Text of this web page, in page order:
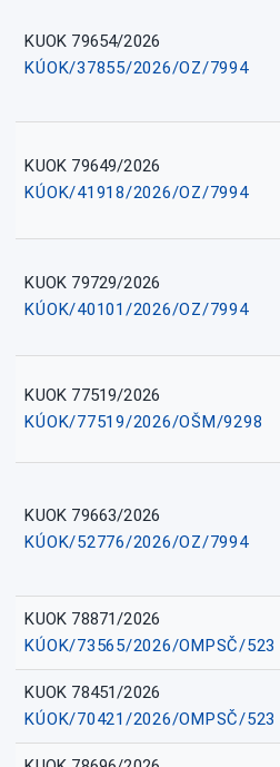
KUOK 79654/2026
KÚOK/37855/2026/OZ/7994
KUOK 79649/2026
KÚOK/41918/2026/OZ/7994
KUOK 79729/2026
KÚOK/40101/2026/OZ/7994
KUOK 77519/2026
KÚOK/77519/2026/OŠM/9298
KUOK 79663/2026
KÚOK/52776/2026/OZ/7994
KUOK 78871/2026
KÚOK/73565/2026/OMPSČ/523
KUOK 78451/2026
KÚOK/70421/2026/OMPSČ/523